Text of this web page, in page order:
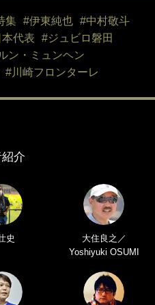
集 #伊東純也
#中村敬斗
代表
#ジュビロ磐田
ン・ミュンヘン
#川崎フロンターレ
介
史
大住良之／
Yoshiyuki OSUMI